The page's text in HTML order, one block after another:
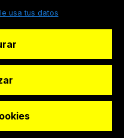
reserva
S.L
usa tus datos